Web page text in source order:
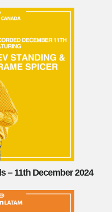
– 11th December 2024